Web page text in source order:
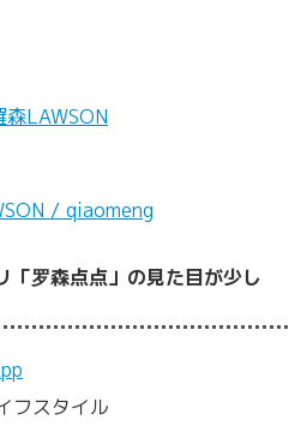
/ qiaomeng
「罗森点点」の見た目が少し
フスタイル